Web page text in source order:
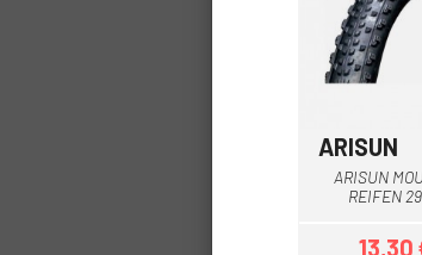
ARISUN
ARISUN
REIFEN
13,30